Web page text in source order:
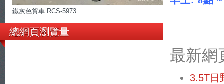
鐵灰色貨車 RCS-5973
總網頁瀏覽量
最新網
3.5T日